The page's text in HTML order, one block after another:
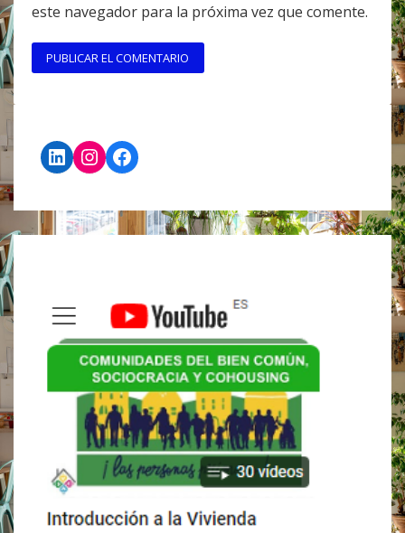
este navegador para la próxima vez que comente.
LinkedIn
Instagram
Facebook